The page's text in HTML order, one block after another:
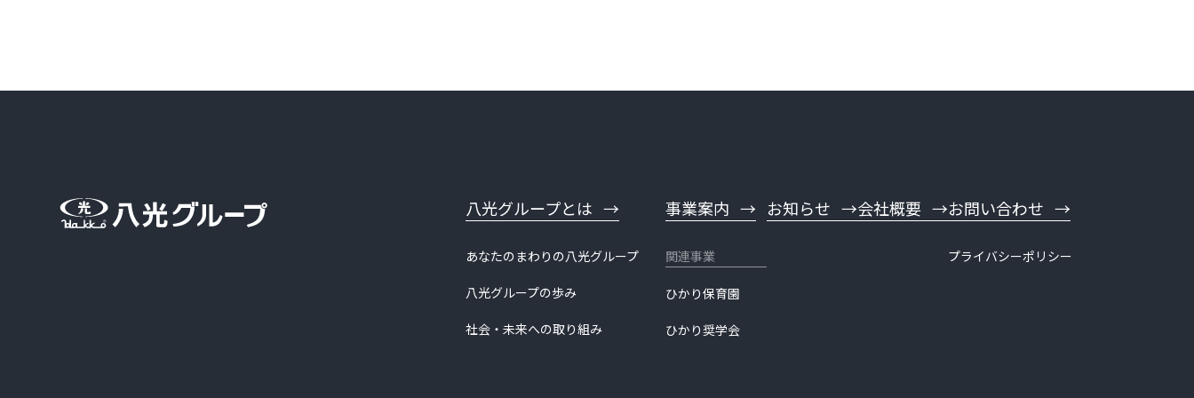
八光グループとは
あなたのまわりの八光グループ
八光グループの歩み
社会・未来への取り組み
事業案内
ひかり保育園
ひかり奨学会
お知らせ 会社概要 お問い合わせ
プライバシーポリシー